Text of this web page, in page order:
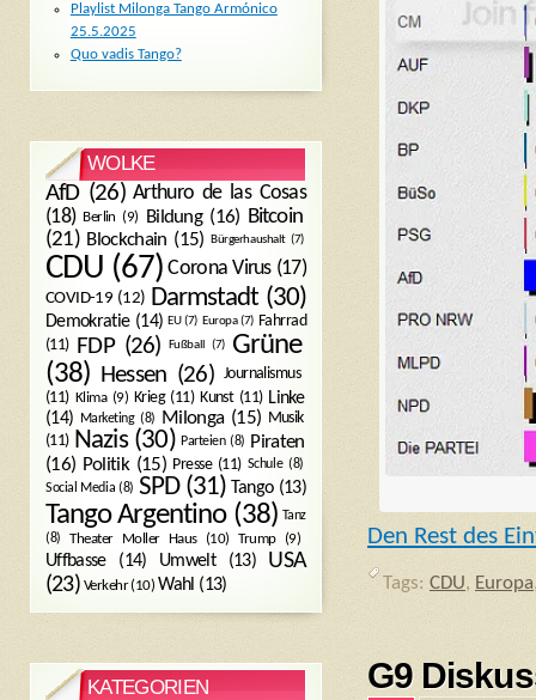
Den Rest des
Tags: CDU, Europa
G9
Playlist Milonga Tango Armónico
25.5.2025
Quo vadis Tango?
WOLKE
AfD(26) Arthuro de las Cosas
(18) Berlin (9) Bildung(16) Bitcoin
(21) Blockchain (15) Bürgerhaushalt (7)
CDU (67) Corona Virus(17)
COVID-19 (12) Darmstadt (30)
Demokratie(14) EU(7) Europa(7) Fahrrad
(11)
FDP(26) Fußball (7)
Grüne
(38) Hessen (26) Journalismus
(11) Klima(9) Krieg(11) Kunst(11) Linke
(14) Marketing(8) Milonga(15) Musik
(11) Nazis(30) Parteien(8) Piraten
(16) Politik(15) Presse(11) Schule(8)
Social Media (8) SPD(31) Tango(13)
Tango Argentino(38) Tanz
(8)
Theater Moller Haus(10) Trump(9)
Uffbasse(14) Umwelt(13)
USA
(23) Verkehr(10) Wahl (13)
KATEGORIEN